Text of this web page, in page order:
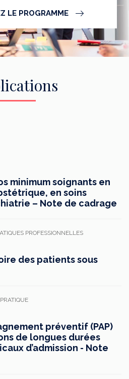
LE PROGRAMME
minimum soignants en
en soins
– Note de cadrage
PROFESSIONNELLES
des patients sous
préventif (PAP)
de longues durées
d’admission - Note